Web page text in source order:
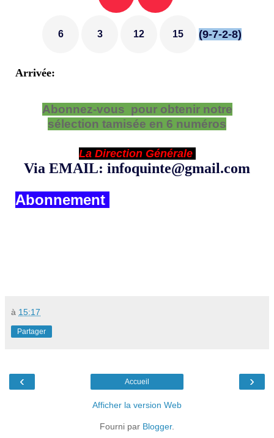
6 3 12 15 (9-7-2-8)
Arrivée:
Abonnez-vous pour obtenir notre
sélection tamisée en 6 numéros
La Direction Générale
Via EMAIL: infoquinte@gmail.com
Abonnement
à 15:17
Partager
‹ ›
Accueil
Afficher la version Web
Fourni par Blogger.